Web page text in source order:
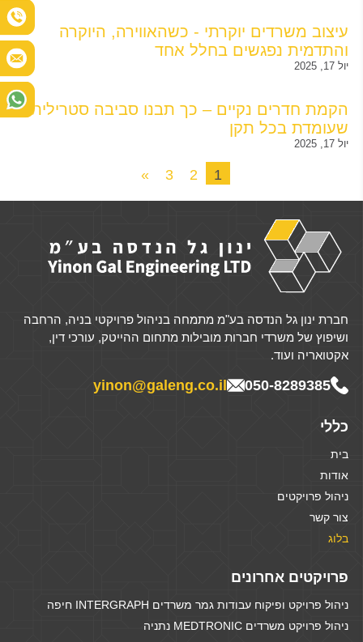
עיצוב משרדים יוקרתי - כשהאווירה, היוקרה
והתדמית נפגשים בחלל אחד
יול 17, 2025
הקמת חדרים נקיים – כך תבנו סביבה סטרילית
שעומדת בכל תקן
יול 17, 2025
1
2
3
»
חברת ינון גל הנדסה בע"מ מתמחה בניהול פרויקטי בניה, הרחבה
ושיפוץ של משרדי חברות מובילות מתחום ההייטק, עורכי דין,
אקטואריה ועוד.
050-8289385
yinon@galeng.co.il
כללי
בית
אודות
ניהול פרויקטים
צור קשר
בלוג
פרויקטים אחרונים
ניהול פרויקט ופיקוח עבודות גמר משרדים INTERGRAPH חיפה
ניהול פרויקט משרדים MEDTRONIC נתניה